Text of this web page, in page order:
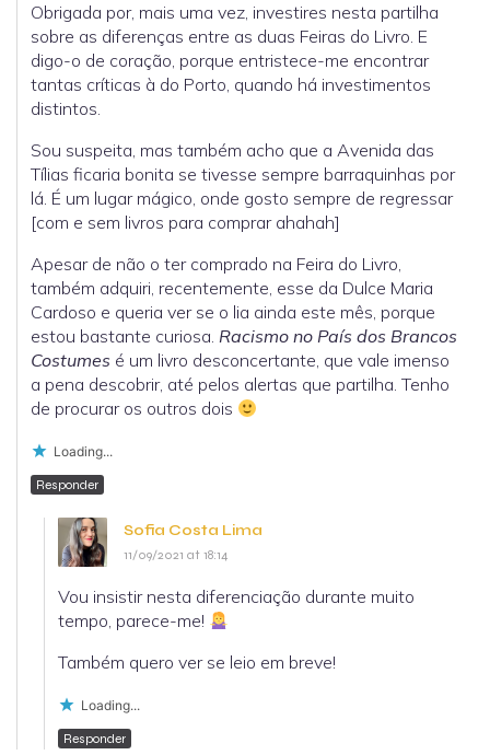
Obrigada por, mais uma vez, investires nesta partilha
sobre as diferenças entre as duas Feiras do Livro. E
digo-o de coração, porque entristece-me encontrar
tantas críticas à do Porto, quando há investimentos
distintos.
Sou suspeita, mas também acho que a Avenida das
Tílias ficaria bonita se tivesse sempre barraquinhas por
lá. É um lugar mágico, onde gosto sempre de regressar
[com e sem livros para comprar ahahah]
Apesar de não o ter comprado na Feira do Livro,
também adquiri, recentemente, esse da Dulce Maria
Cardoso e queria ver se o lia ainda este mês, porque
estou bastante curiosa. Racismo no País dos Brancos
Costumes é um livro desconcertante, que vale imenso
a pena descobrir, até pelos alertas que partilha. Tenho
de procurar os outros dois
Loading...
Responder
Sofia Costa Lima
11/09/2021 at 18:14
Vou insistir nesta diferenciação durante muito
tempo, parece-me!
Também quero ver se leio em breve!
Loading...
Responder